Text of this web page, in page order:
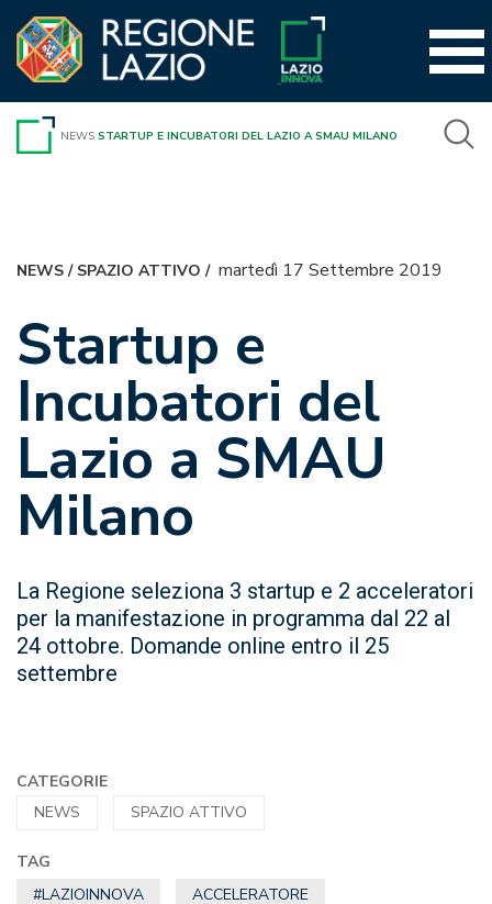
contenuto
NEWS STARTUP E INCUBATORI DEL LAZIO A SMAU MILANO
NEWS/ SPAZIO ATTIVO / martedì 17 Settembre 2019
Startup e
Incubatori del
Lazio a SMAU
Milano
La Regione seleziona 3 startup e 2 acceleratori
per la manifestazione in programma dal 22 al
24 ottobre. Domande online entro il 25
settembre
CATEGORIE
NEWS
SPAZIO ATTIVO
TAG
#LAZIOINNOVA
ACCELERATORE